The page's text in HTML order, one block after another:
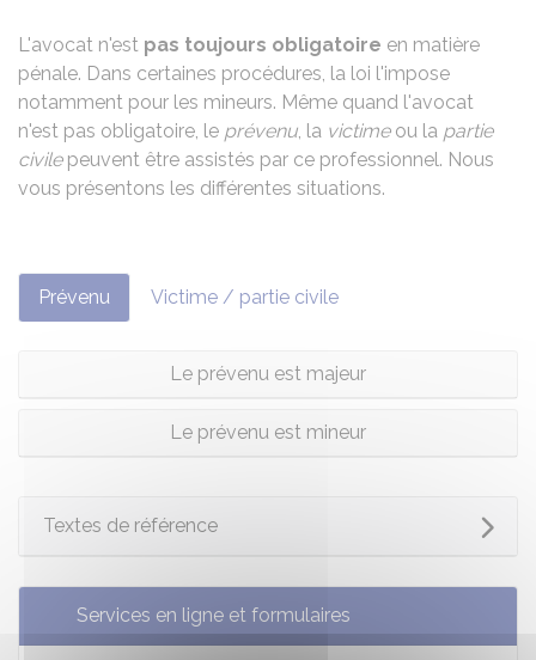
L'avocat n'est pas toujours obligatoire en matière
pénale. Dans certaines procédures, la loi l'impose
notamment pour les mineurs. Même quand l'avocat
n'est pas obligatoire, le prévenu, la victimeou la partie
civilepeuvent être assistés par ce professionnel. Nous
vous présentons les différentes situations.
Prévenu Victime / partie civile
Le prévenu est majeur
Le prévenu est mineur
Textes de référence
Services en ligne et formulaires